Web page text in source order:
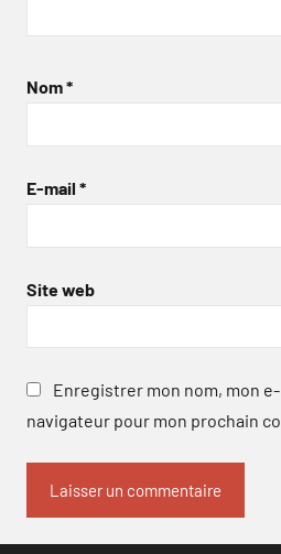
Nom*
E-mail *
Site web
Enregistrer mon nom, mon
navigateur pour mon prochain